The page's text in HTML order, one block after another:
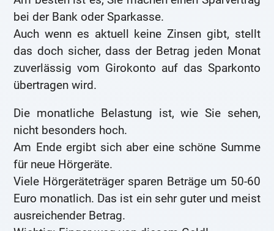
bei der Bank oder Sparkasse.
Auch wenn es aktuell keine Zinsen gibt, stellt
das doch sicher, dass der Betrag jeden Monat
zuverlässig vom Girokonto auf das Sparkonto
übertragen wird.
Die monatliche Belastung ist, wie Sie sehen,
nicht besonders hoch.
Am Ende ergibt sich aber eine schöne Summe
für neue Hörgeräte.
Viele Hörgeräteträger sparen Beträge um 50-60
Euro monatlich. Das ist ein sehr guter und meist
ausreichender Betrag.